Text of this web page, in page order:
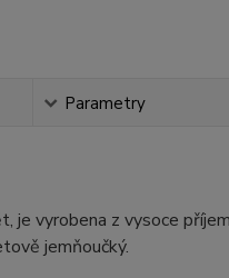
Parametry
je vyrobena z vysoce
jemňoučký.